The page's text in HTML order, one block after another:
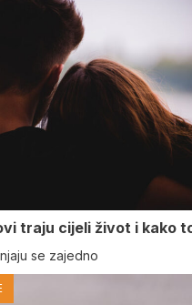
traju cijeli život i kako
se zajedno